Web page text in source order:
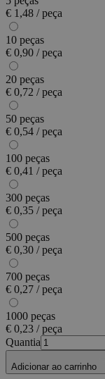
€ 1,48 / peça
10 peças
€ 0,90 / peça
20 peças
€ 0,72 / peça
50 peças
€ 0,54 / peça
100 peças
€ 0,41 / peça
300 peças
€ 0,35 / peça
500 peças
€ 0,30 / peça
700 peças
€ 0,27 / peça
1000 peças
€ 0,23 / peça
Quantia
Adicionar ao carrinho